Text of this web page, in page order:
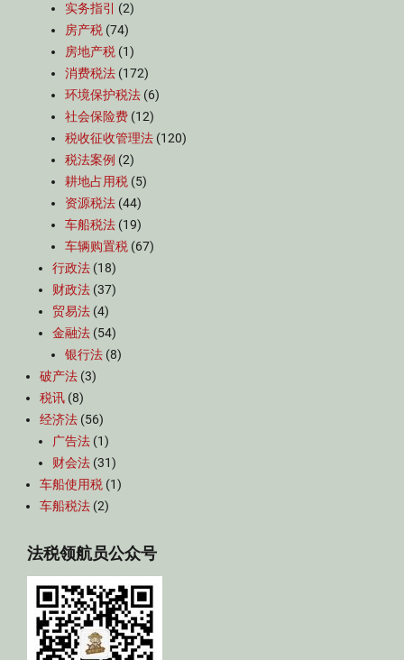
实务指引
(2)
房产税 (74)
房地产税 (1)
消费税法 (172)
环境保护税法 (6)
社会保险费 (12)
税收征收管理法 (120)
税法案例 (2)
耕地占用税 (5)
资源税法 (44)
车船税法 (19)
车辆购置税 (67)
行政法 (18)
财政法 (37)
贸易法 (4)
金融法 (54)
银行法 (8)
破产法 (3)
税讯 (8)
经济法 (56)
广告法 (1)
财会法 (31)
车船使用税 (1)
车船税法 (2)
法税领航员公众号